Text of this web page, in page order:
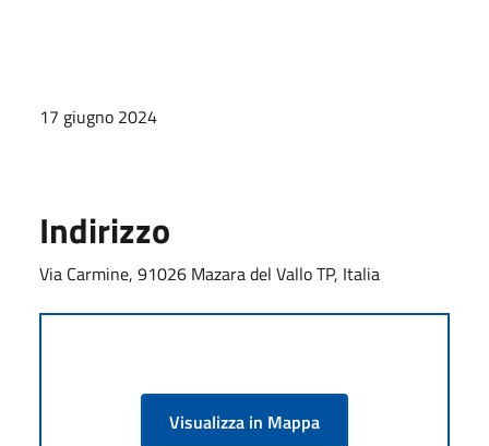
17 giugno 2024
Indirizzo
Via Carmine, 91026 Mazara del Vallo TP, Italia
Visualizza in Mappa